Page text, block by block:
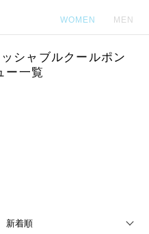
WOMEN MEN
シャブルクールポン
ー一覧